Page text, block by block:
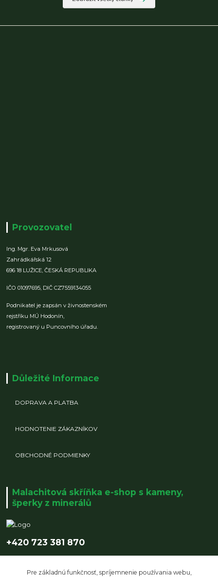
Provozovatel
Ing. Mgr. Eva Mrkusová
Zahrádkářská 12
696 18 LUŽICE,ČESKÁ REPUBLIKA
IČO 01097695, DIČ CZ7559134055
Podnikatel je zapsán v živnostenském
rejstříku MÚ Hodonín,
registrovaný u Puncovního úřadu.
Důležité Informace
DOPRAVA A PLATBA
HODNOTENIE ZÁKAZNÍKOV
OBCHODNÉ PODMIENKY
Malachitová skříňka e-shop s kameny,
šperky z minerálů
+420 723 381 870
Pre základnú funkčnosť, spríjemnenie používania webu,